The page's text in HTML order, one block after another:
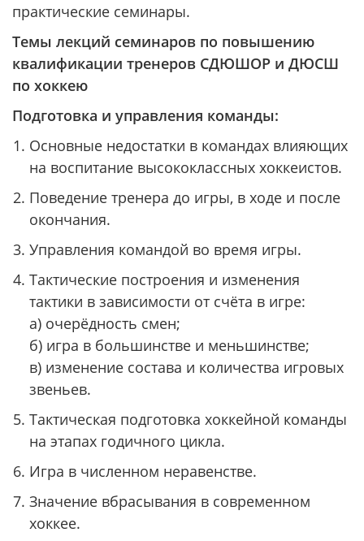
практические семинары.
Темы лекций семинаров по повышению
квалификации тренеров СДЮШОР и ДЮСШ
по хоккею
Подготовка и управления команды:
Основные недостатки в командах влияющих
на воспитание высококлассных хоккеистов.
Поведение тренера до игры, в ходе и после
окончания.
Управления командой во время игры.
Тактические построения и изменения
тактики в зависимости от счёта в игре:
а) очерёдность смен;
б) игра в большинстве и меньшинстве;
в) изменение состава и количества игровых
звеньев.
Тактическая подготовка хоккейной команды
на этапах годичного цикла.
Игра в численном неравенстве.
Значение вбрасывания в современном
хоккее.